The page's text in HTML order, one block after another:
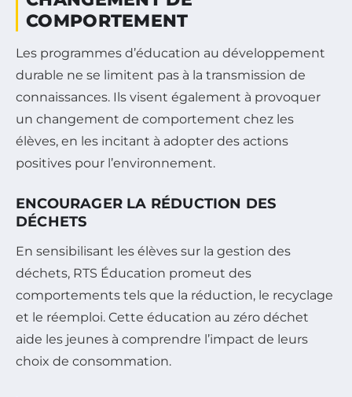
COMPORTEMENT
Les programmes d’éducation au développement
durable ne se limitent pas à la transmission de
connaissances. Ils visent également à provoquer
un changement de comportement chez les
élèves, en les incitant à adopter des actions
positives pour l’environnement.
ENCOURAGER LA RÉDUCTION DES
DÉCHETS
En sensibilisant les élèves sur la gestion des
déchets, RTS Éducation promeut des
comportements tels que la réduction, le recyclage
et le réemploi. Cette éducation au zéro déchet
aide les jeunes à comprendre l’impact de leurs
choix de consommation.